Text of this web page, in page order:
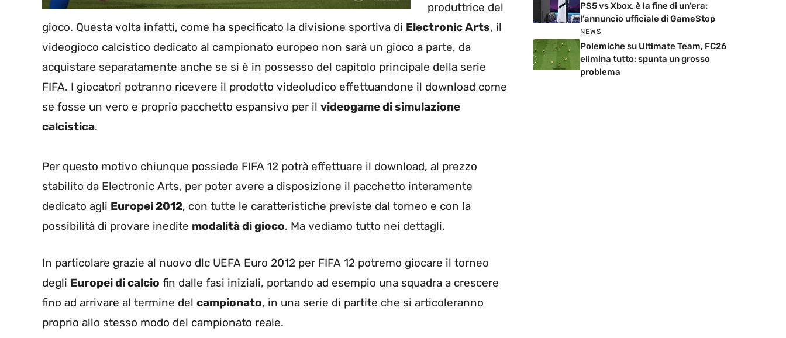
produttrice del
gioco. Questa volta infatti, come ha specificato la divisione sportiva di Electronic Arts, il
videogioco calcistico dedicato al campionato europeo non sarà un gioco a parte, da
acquistare separatamente anche se si è in possesso del capitolo principale della serie
FIFA. I giocatori potranno ricevere il prodotto videoludico effettuandone il download come
se fosse un vero e proprio pacchetto espansivo per il videogame di simulazione
calcistica.
Per questo motivo chiunque possiede FIFA 12 potrà effettuare il download, al prezzo
stabilito da Electronic Arts, per poter avere a disposizione il pacchetto interamente
dedicato agli Europei 2012, con tutte le caratteristiche previste dal torneo e con la
possibilità di provare inedite modalità di gioco. Ma vediamo tutto nei dettagli.
In particolare grazie al nuovo dlc UEFA Euro 2012 per FIFA 12 potremo giocare il torneo
degli Europei di calcio fin dalle fasi iniziali, portando ad esempio una squadra a crescere
fino ad arrivare al termine del campionato, in una serie di partite che si articoleranno
proprio allo stesso modo del campionato reale.
PS5 vs Xbox, è la fine di un’era:
l’annuncio ufficiale di GameStop
NEWS
Polemiche su Ultimate Team, FC26
elimina tutto: spunta un grosso
problema